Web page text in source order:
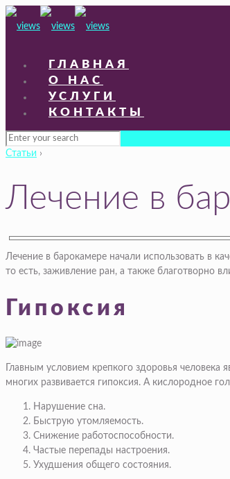
ГЛАВНАЯ
О НАС
УСЛУГИ
КОНТАКТЫ
Статьи ›
Лечение в
Лечение в барокамере начали использовать в
то есть, заживление ран, а также благотворно
Гипоксия
Главным условием крепкого здоровья человека
многих развивается гипоксия. А кислородное
Нарушение сна.
Быструю утомляемость.
Снижение работоспособности.
Частые перепады настроения.
Ухудшения общего состояния.